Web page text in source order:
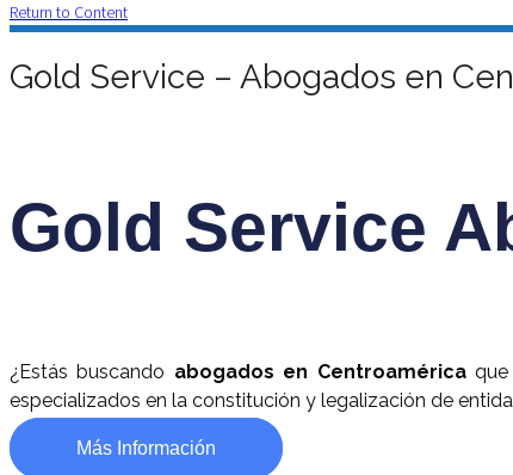
Return to Content
Gold Service – Abogados en
Gold Service
¿Estás buscando abogados en Centroaméricaque
especializados en la constitución y legalización de
Más Información